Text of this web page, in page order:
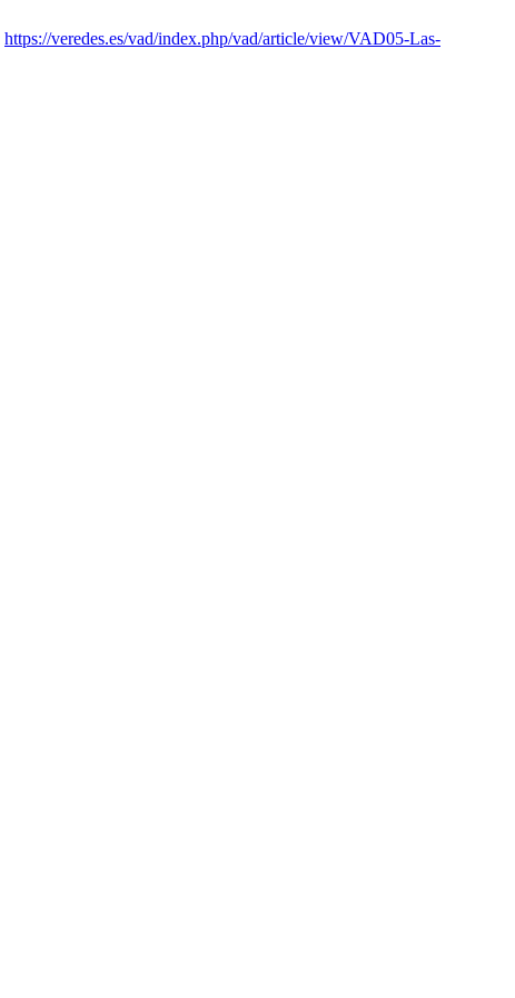
https://veredes.es/vad/index.php/vad/article/view/VAD05-Las-